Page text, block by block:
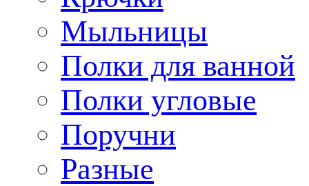
Мыльницы
Полки для ванной
Полки угловые
Поручни
Разные